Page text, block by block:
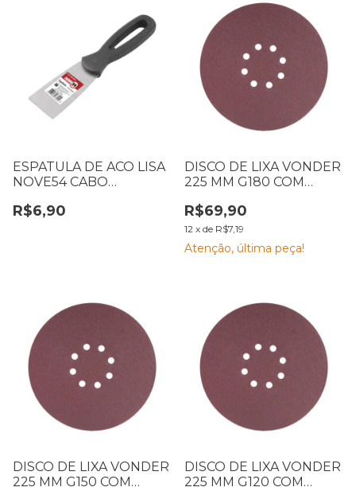
ESPATULA DE ACO LISA
NOVE54 CABO
38MM
R$6,90
DISCO DE LIXA VONDER
225 MM G180 COM
10
R$69,90
12 x de R$7,19
Atenção, última peça!
DISCO DE LIXA VONDER
225 MM G150 COM
DISCO DE LIXA VONDER
225 MM G120 COM